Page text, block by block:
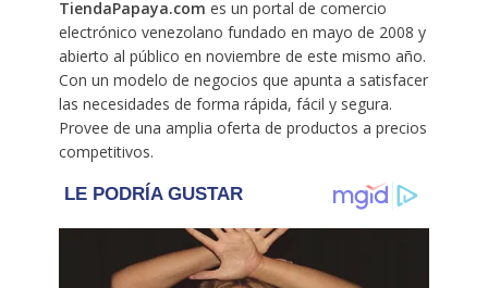
TiendaPapaya.com es un portal de comercio
electrónico venezolano fundado en mayo de 2008 y
abierto al público en noviembre de este mismo año.
Con un modelo de negocios que apunta a satisfacer
las necesidades de forma rápida, fácil y segura.
Provee de una amplia oferta de productos a precios
competitivos.